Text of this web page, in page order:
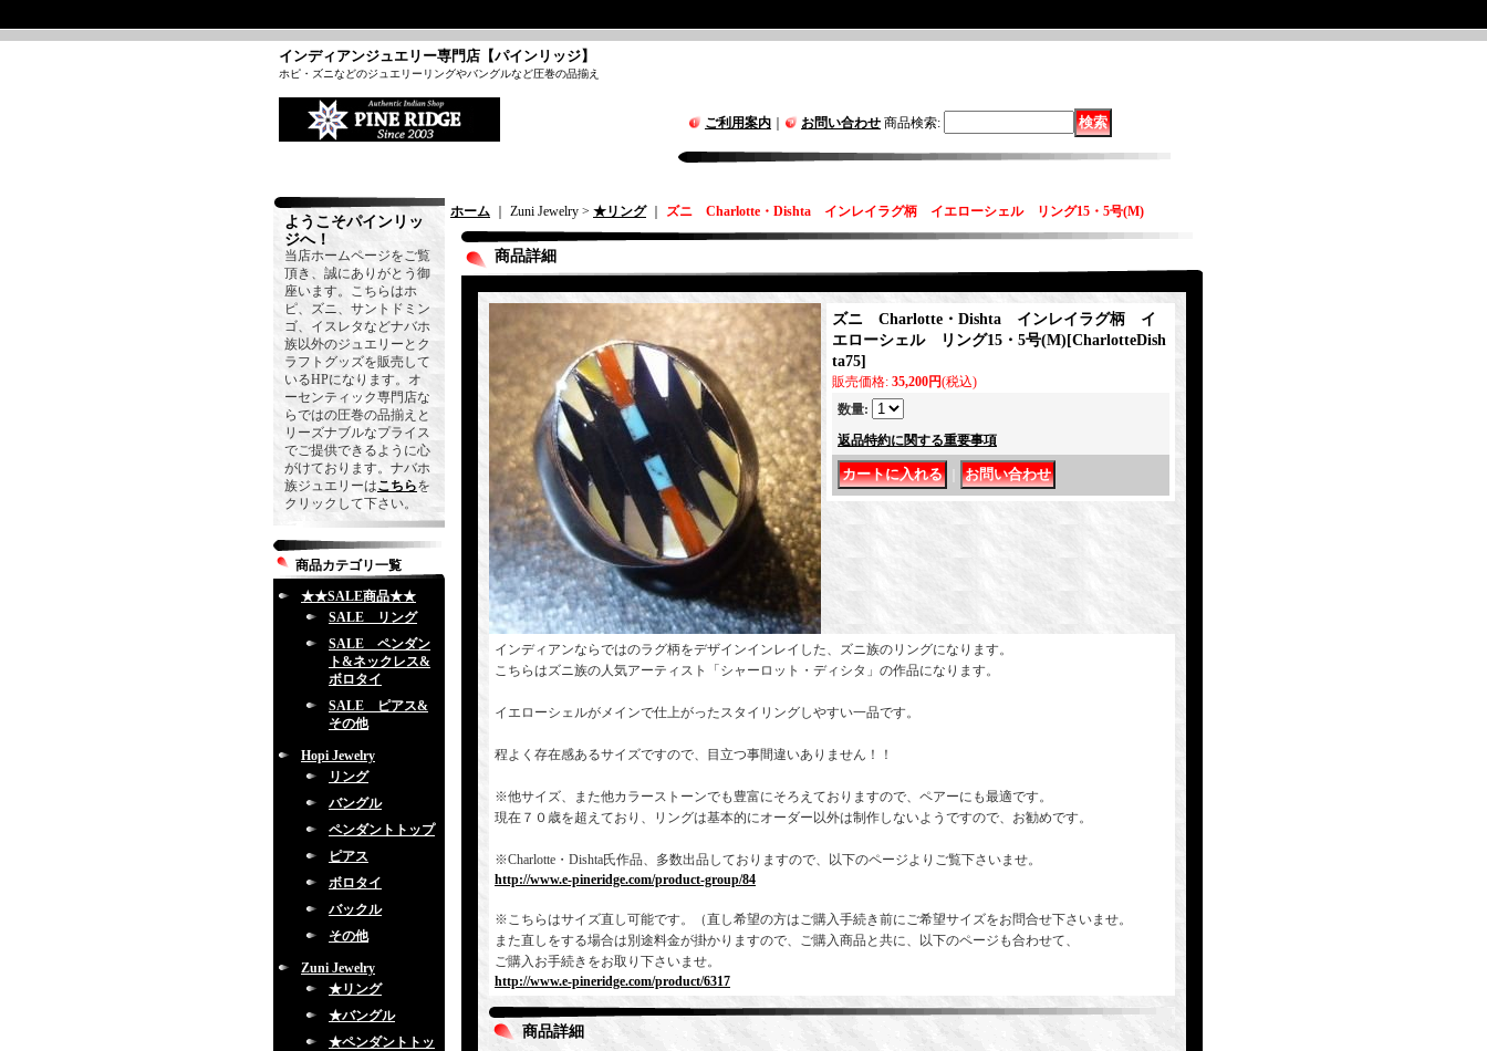
インディアンジュエリー専門店【パインリッジ】
ホピ・ズニなどのジュエリーリングやバングルなど圧巻の品揃え
ご利用案内 お問い合わせ 商品検索:
ようこそパインリッ
ジへ！
当店ホームページをご覧
頂き、誠にありがとう御
座います。こちらはホ
ピ、ズニ、サントドミン
ゴ、イスレタなどナバホ
族以外のジュエリーとク
ラフトグッズを販売して
いるHPになります。オ
ーセンティック専門店な
らではの圧巻の品揃えと
リーズナブルなプライス
でご提供できるように心
がけております。ナバホ
族ジュエリーはこちらを
クリックして下さい。
商品カテゴリ一覧
★★SALE商品★★
SALE リング
SALE ペンダン
ト&ネックレス&
ボロタイ
SALE ピアス&
その他
Hopi Jewelry
リング
バングル
ペンダントトップ
ピアス
ボロタイ
バックル
その他
Zuni Jewelry
★リング
★バングル
★ペンダントトッ
ホーム ｜ Zuni Jewelry > ★リング｜ ズニ Charlotte・Dishta インレイラグ柄 イエローシェル リング15・5号(M)
商品詳細
ズニ Charlotte・Dishta インレイラグ柄 イ
エローシェル リング15・5号(M) [CharlotteDish
ta75]
販売価格: 35,200円(税込)
数量:
返品特約に関する重要事項
インディアンならではのラグ柄をデザインインレイした、ズニ族のリングになります。
こちらはズニ族の人気アーティスト「シャーロット・ディシタ」の作品になります。
イエローシェルがメインで仕上がったスタイリングしやすい一品です。
程よく存在感あるサイズですので、目立つ事間違いありません！！
※他サイズ、また他カラーストーンでも豊富にそろえておりますので、ペアーにも最適です。
現在７０歳を超えており、リングは基本的にオーダー以外は制作しないようですので、お勧めです。
※Charlotte・Dishta氏作品、多数出品しておりますので、以下のページよりご覧下さいませ。
http://www.e-pineridge.com/product-group/84
※こちらはサイズ直し可能です。（直し希望の方はご購入手続き前にご希望サイズをお問合せ下さいませ。
また直しをする場合は別途料金が掛かりますので、ご購入商品と共に、以下のページも合わせて、
ご購入お手続きをお取り下さいませ。
http://www.e-pineridge.com/product/6317
商品詳細